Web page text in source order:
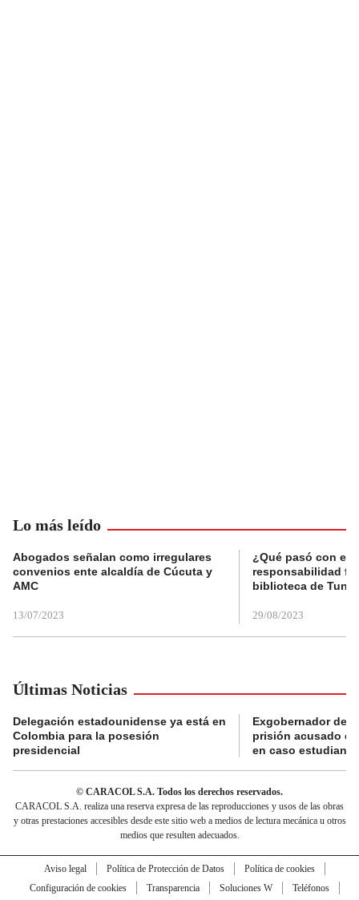
Lo más leído
Abogados señalan como irregulares
convenios ente alcaldía de Cúcuta y
AMC
13/07/2023
¿Qué pasó con el
responsabilidad
biblioteca de
29/08/2023
Últimas Noticias
Delegación estadounidense ya está en
Colombia para la posesión
presidencial
Exgobernador de
prisión acusado
en caso
© CARACOL S.A. Todos los derechos reservados.
CARACOL S.A. realiza una reserva expresa de las reproducciones y usos de las obras
y otras prestaciones accesibles desde este sitio web a medios de lectura mecánica u otros
medios que resulten adecuados.
Aviso legal Política de Protección de Datos
Política de cookies
Configuración de cookies
Transparencia Soluciones W
Teléfonos